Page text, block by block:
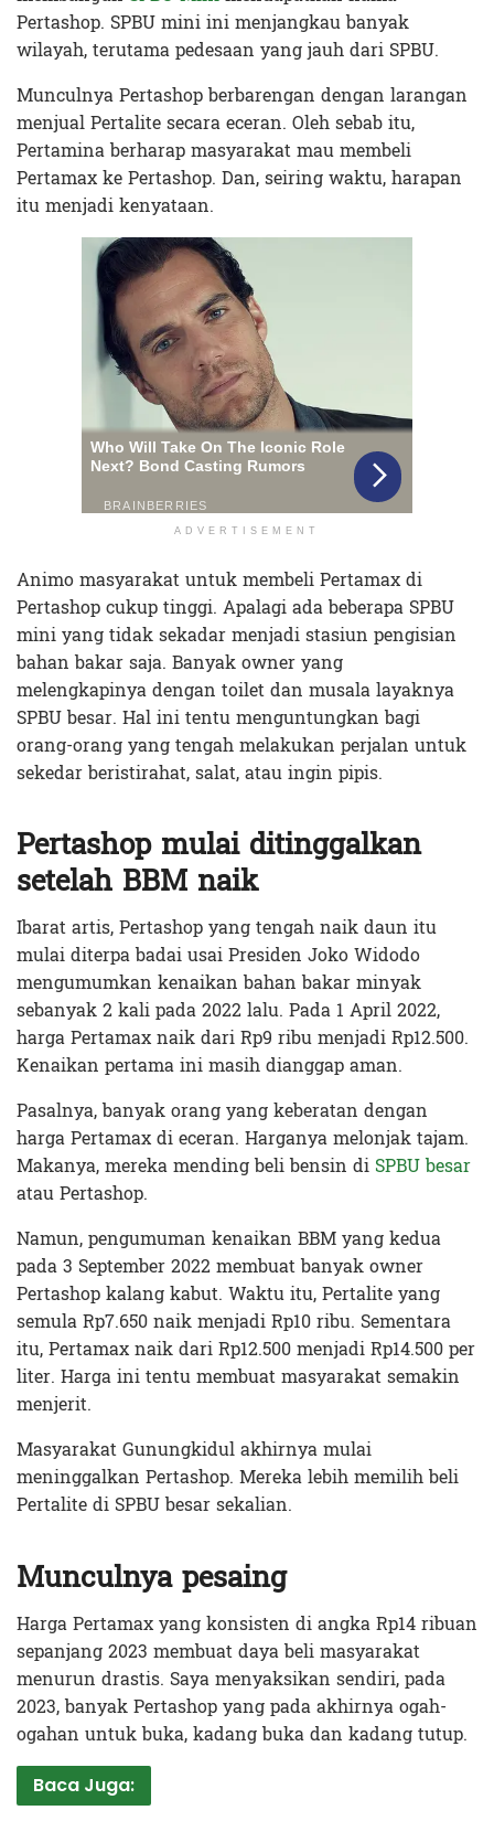
Pertashop. SPBU mini ini menjangkau banyak
wilayah, terutama pedesaan yang jauh dari SPBU.
Munculnya Pertashop berbarengan dengan larangan
menjual Pertalite secara eceran. Oleh sebab itu,
Pertamina berharap masyarakat mau membeli
Pertamax ke Pertashop. Dan, seiring waktu, harapan
itu menjadi kenyataan.
ADVERTISEMENT
Animo masyarakat untuk membeli Pertamax di
Pertashop cukup tinggi. Apalagi ada beberapa SPBU
mini yang tidak sekadar menjadi stasiun pengisian
bahan bakar saja. Banyak owner yang
melengkapinya dengan toilet dan musala layaknya
SPBU besar. Hal ini tentu menguntungkan bagi
orang-orang yang tengah melakukan perjalan untuk
sekedar beristirahat, salat, atau ingin pipis.
Pertashop mulai ditinggalkan
setelah BBM naik
Ibarat artis, Pertashop yang tengah naik daun itu
mulai diterpa badai usai Presiden Joko Widodo
mengumumkan kenaikan bahan bakar minyak
sebanyak 2 kali pada 2022 lalu. Pada 1 April 2022,
harga Pertamax naik dari Rp9 ribu menjadi Rp12.500.
Kenaikan pertama ini masih dianggap aman.
Pasalnya, banyak orang yang keberatan dengan
harga Pertamax di eceran. Harganya melonjak tajam.
Makanya, mereka mending beli bensin di SPBU besar
atau Pertashop.
Namun, pengumuman kenaikan BBM yang kedua
pada 3 September 2022 membuat banyak owner
Pertashop kalang kabut. Waktu itu, Pertalite yang
semula Rp7.650 naik menjadi Rp10 ribu. Sementara
itu, Pertamax naik dari Rp12.500 menjadi Rp14.500 per
liter. Harga ini tentu membuat masyarakat semakin
menjerit.
Masyarakat Gunungkidul akhirnya mulai
meninggalkan Pertashop. Mereka lebih memilih beli
Pertalite di SPBU besar sekalian.
Munculnya pesaing
Harga Pertamax yang konsisten di angka Rp14 ribuan
sepanjang 2023 membuat daya beli masyarakat
menurun drastis. Saya menyaksikan sendiri, pada
2023, banyak Pertashop yang pada akhirnya ogah-
ogahan untuk buka, kadang buka dan kadang tutup.
Baca Juga: